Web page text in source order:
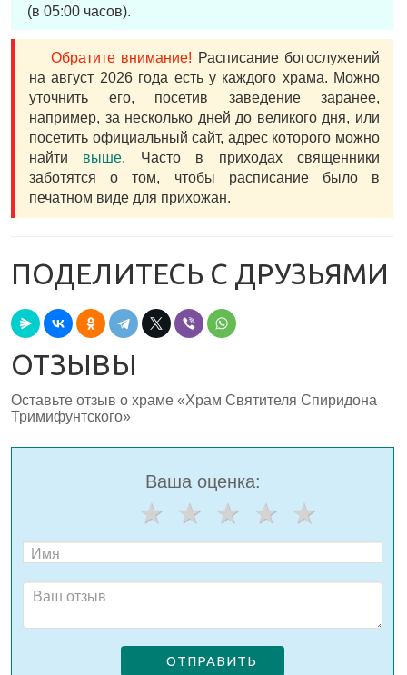
(в 05:00 часов).
Обратите внимание! Расписание богослужений
на август 2026 года есть у каждого храма. Можно
уточнить его, посетив заведение заранее,
например, за несколько дней до великого дня, или
посетить официальный сайт, адрес которого можно
найти выше. Часто в приходах священники
заботятся о том, чтобы расписание было в
печатном виде для прихожан.
ПОДЕЛИТЕСЬ С ДРУЗЬЯМИ
ОТЗЫВЫ
Оставьте отзыв о храме «Храм Святителя Спиридона
Тримифунтского»
Ваша оценка:
ОТПРАВИТЬ